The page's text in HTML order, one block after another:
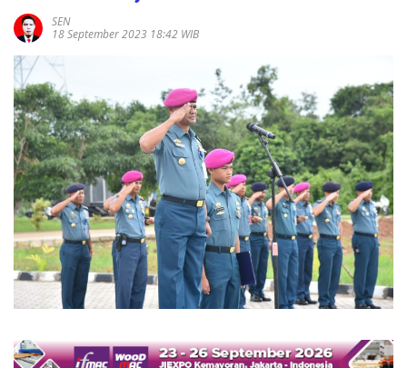
SEN
18 September 2023 18:42 WIB